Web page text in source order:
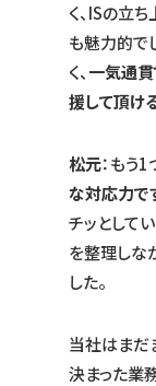
く、ISの立
も魅力的で
く、一気通貫
援して頂け
松元：もう1
な対応力で
チッとして
を整理しな
した。
当社はまだ
決まった業